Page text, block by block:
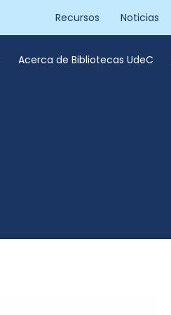
Recursos Noticias
Acerca de Bibliotecas UdeC